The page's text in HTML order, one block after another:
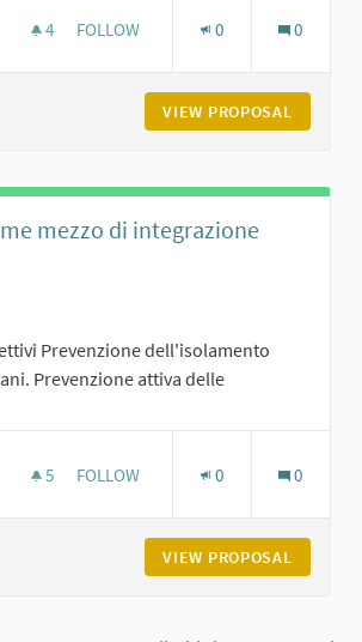
4 4 FOLLOWERS
FOLLOW 0 0
VIEW PROPOSAL
mezzo di integrazione
Prevenzione dell'isolamento
Prevenzione attiva delle
5 5 FOLLOWERS
FOLLOW 0 0
VIEW PROPOSAL